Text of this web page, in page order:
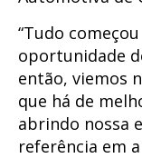
“Tudo
oportunidade
então, viemos
que há de
abrindo nossa
referência em